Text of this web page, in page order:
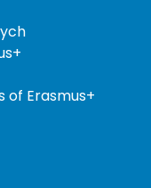
of Erasmus+